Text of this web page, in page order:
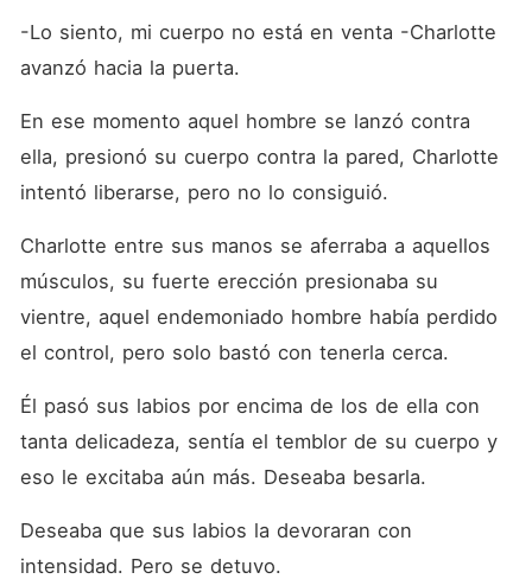
-Lo siento, mi cuerpo no está en venta -Charlotte
avanzó hacia la puerta.
En ese momento aquel hombre se lanzó contra
ella, presionó su cuerpo contra la pared, Charlotte
intentó liberarse, pero no lo consiguió.
Charlotte entre sus manos se aferraba a aquellos
músculos, su fuerte erección presionaba su
vientre, aquel endemoniado hombre había perdido
el control, pero solo bastó con tenerla cerca.
Él pasó sus labios por encima de los de ella con
tanta delicadeza, sentía el temblor de su cuerpo y
eso le excitaba aún más. Deseaba besarla.
Deseaba que sus labios la devoraran con
intensidad. Pero se detuvo.